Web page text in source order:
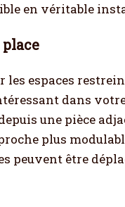
en véritable
espaces
dans
une pièce
plus
être